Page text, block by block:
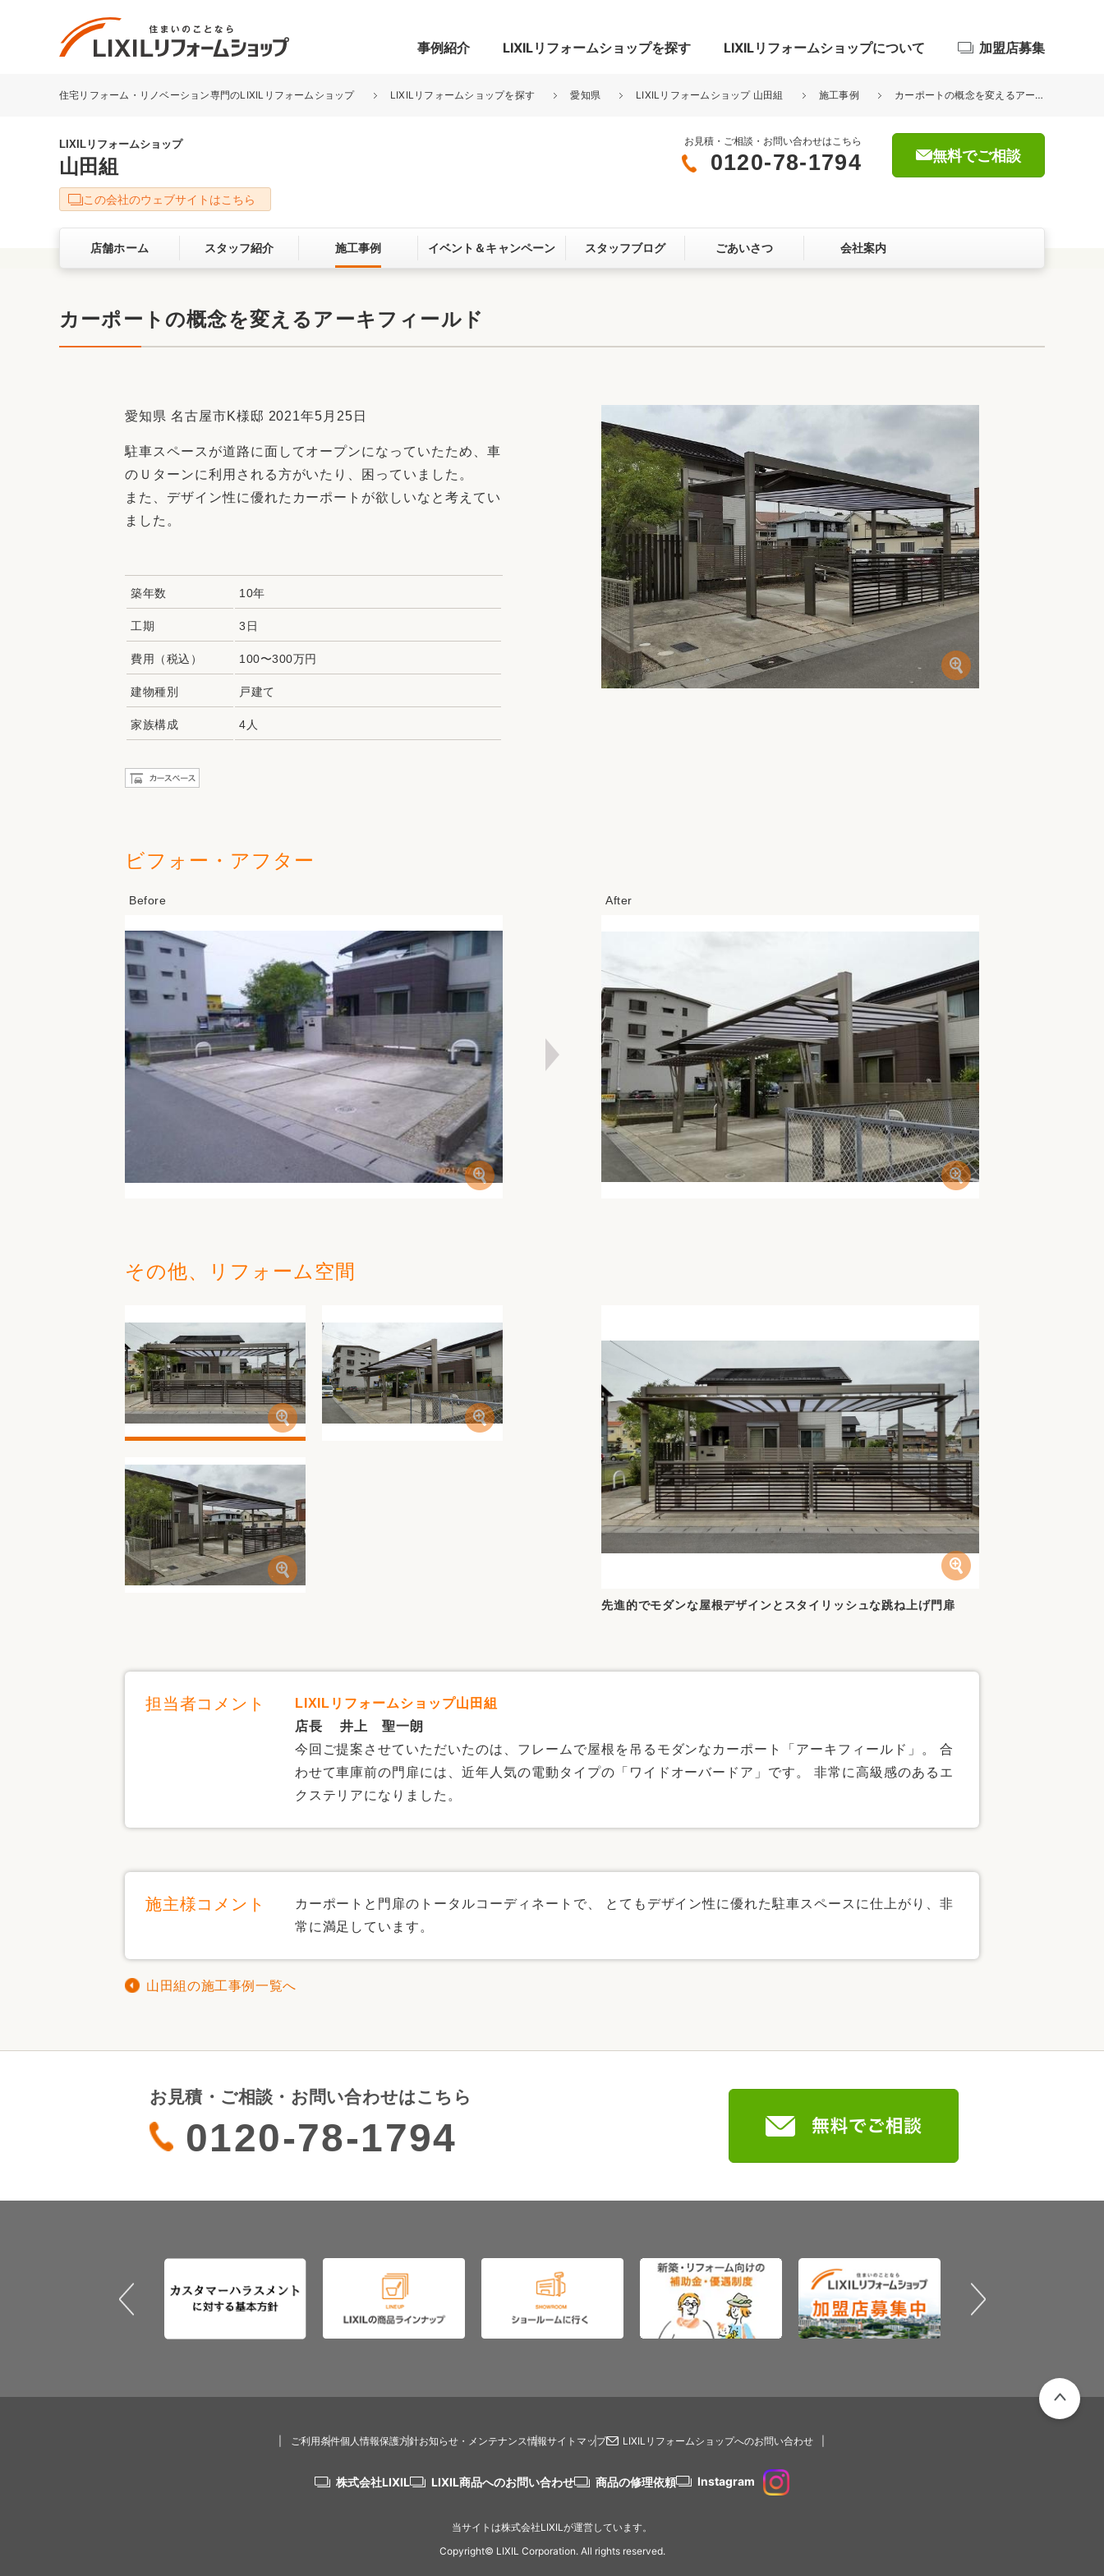
事例紹介
リフォーム事例を探す
キッチン
洗面化粧室 トイレ 玄関まわり 門まわり 屋根・外壁
ベランダ・バルコニー ガーデンスペース カースペース
お客さまの声 3Dシミュレーション
LIXILリフォームショップを探す LIXILリフォームショップについて
LIXILリフォームショップについて
サービス向上・品質改善の取り組み お客さま満足度アンケート
ここちいい暮らしをつくる、価値・性能向上
リフォームアクセル
中古物件探しから性能向上リフォームをワン
ストップ
リフォームお役立ち情報
加盟店募集
住宅リフォーム・リノベーション専門のLIXILリフォームショップ LIXILリフォームショップを探す 愛知県 LIXILリフォームショップ 山田組 施工事例 カーポートの概念を変えるアーキフィールド
LIXILリフォームショップ
山田組
お見積・ご相談・お問い合わせはこちら
0120-78-1794 無料でご相談
この会社のウェブサイトはこちら
店舗ホーム スタッフ紹介 施工事例 イベント＆キャンペーン スタッフブログ ごあいさつ 会社案内
カーポートの概念を変えるアーキフィールド
愛知県 名古屋市K様邸 2021年5月25日
駐車スペースが道路に面してオープンになっていたため、車
のＵターンに利用される方がいたり、困っていました。
また、デザイン性に優れたカーポートが欲しいなと考えてい
ました。
築年数 10年
工期 3日
費用（税込） 100〜300万円
建物種別 戸建て
家族構成 4人
ビフォー・アフター
その他、リフォーム空間
先進的でモダンな屋根デザインとスタイリッシュな跳ね上げ門扉
担当者コメント
LIXILリフォームショップ山田組
店長 井上 聖一朗
今回ご提案させていただいたのは、フレームで屋根を吊るモダンなカーポート「アーキフィールド」。 合
わせて車庫前の門扉には、近年人気の電動タイプの「ワイドオーバードア」です。 非常に高級感のあるエ
クステリアになりました。
施主様コメント
カーポートと門扉のトータルコーディネートで、 とてもデザイン性に優れた駐車スペースに仕上がり、非
常に満足しています。
山田組の施工事例一覧へ
お見積・ご相談・お問い合わせはこちら
0120-78-1794
ご利用条件個人情報保護方針お知らせ・メンテナンス情報サイトマップ LIXILリフォームショップへのお問い合わせ
株式会社LIXIL LIXIL商品へのお問い合わせ 商品の修理依頼 Instagram
当サイトは株式会社LIXILが運営しています。
Copyright© LIXIL Corporation. All rights reserved.